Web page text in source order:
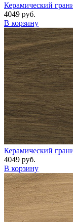
Керамический
4049 руб.
В корзину
Керамический
4049 руб.
В корзину